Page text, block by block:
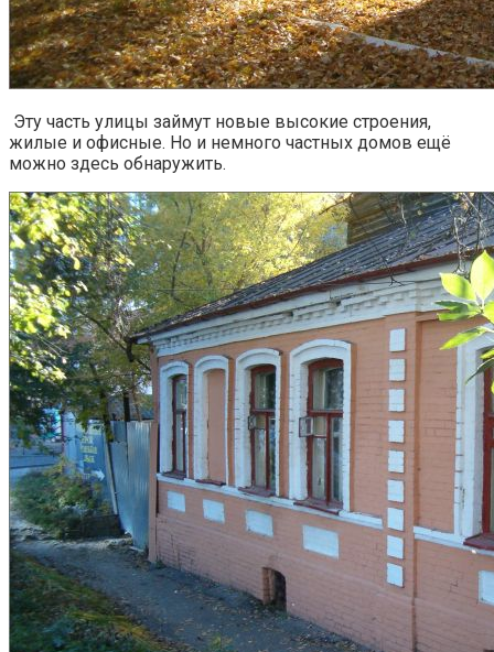
Эту часть улицы займут новые высокие строения,
жилые и офисные. Но и немного частных домов ещё
можно здесь обнаружить.